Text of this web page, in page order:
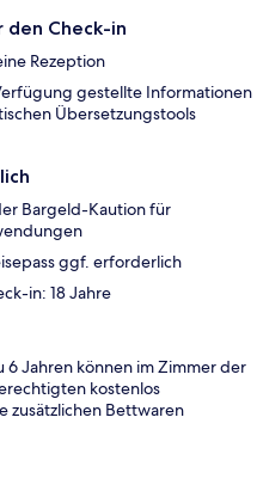
den Check-in
Rezeption
gestellte Informationen
Übersetzungstools
Bargeld-Kaution für
ggf. erforderlich
in: 18 Jahre
6 Jahren können im Zimmer der
kostenlos
zusätzlichen Bettwaren